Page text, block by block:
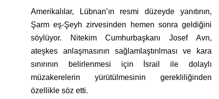
Amerikalılar, Lübnan’ın resmi düzeyde yanıtının,
Şarm eş-Şeyh zirvesinden hemen sonra geldiğini
söylüyor. Nitekim Cumhurbaşkanı Josef Avn,
ateşkes anlaşmasının sağlamlaştırılması ve kara
sınırının belirlenmesi için İsrail ile dolaylı
müzakerelerin yürütülmesinin gerekliliğinden
özellikle söz etti.